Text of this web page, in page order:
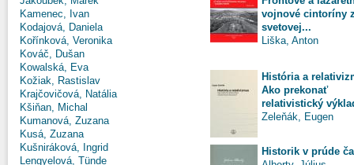
Kamenec, Ivan
Kodajová, Daniela
Kořínková, Veronika
Kováč, Dušan
Kowalská, Eva
Kožiak, Rastislav
Krajčovičová, Natália
Kšiňan, Michal
Kumanová, Zuzana
Kusá, Zuzana
Kušniráková, Ingrid
Lengyelová, Tünde
vojnové cintoríny
svetovej...
Liška, Anton
História a
Ako prekonať
relativistický
Zeleňák, Eugen
Historik v prúde